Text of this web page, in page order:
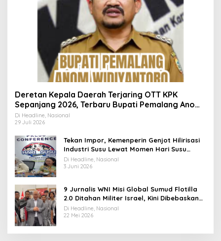
Deretan Kepala Daerah Terjaring OTT KPK
Sepanjang 2026, Terbaru Bupati Pemalang Anom
Widiyantoro
Di Headline, Nasional
29 Juli 2026
Tekan Impor, Kemenperin Genjot Hilirisasi
Industri Susu Lewat Momen Hari Susu
Nusantara 2026
Di Headline, Nasional
3 Juni 2026
9 Jurnalis WNI Misi Global Sumud Flotilla
2.0 Ditahan Militer Israel, Kini Dibebaskan
dan Dievakuasi ke Istanbul
Di Headline, Nasional
22 Mei 2026